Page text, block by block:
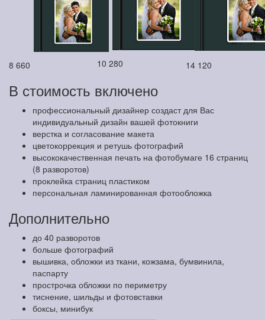
8 660 10 280 14 120
В стоимость включено
профессиональный дизайнер создаст для Вас
индивидуальный дизайн вашей фотокниги
верстка и согласование макета
цветокоррекция и ретушь фотографий
высококачественная печать на фотобумаге 16 страниц
(8 разворотов)
проклейка страниц пластиком
персональная ламинированная фотообложка
Дополнительно
до 40 разворотов
больше фотографий
вышивка, обложки из ткани, кожзама, бумвинила,
паспарту
прострочка обложки по периметру
тиснение, шильды и фотовставки
боксы, минибук